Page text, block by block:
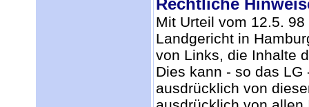
Rechtliche
Mit Urteil vom 12.5.
Landgericht in
von Links, die Inhalte
Dies kann - so das
ausdrücklich von